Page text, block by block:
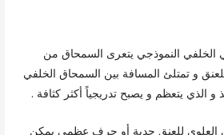
النموذجي يتعرى السمحاق من
و تمتلئ المسافة بين السمحاق الخلفي
الذي يتعظم و يصبح تدريجياً أكثر كثافة .
للعنق حدبة أو حرف عظمي يمكن